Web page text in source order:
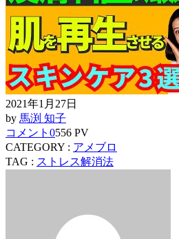
2021年1月27日
by 馬渕 知子
コメント 0556 PV
CATEGORY : アメブロ
TAG : ストレス解消法